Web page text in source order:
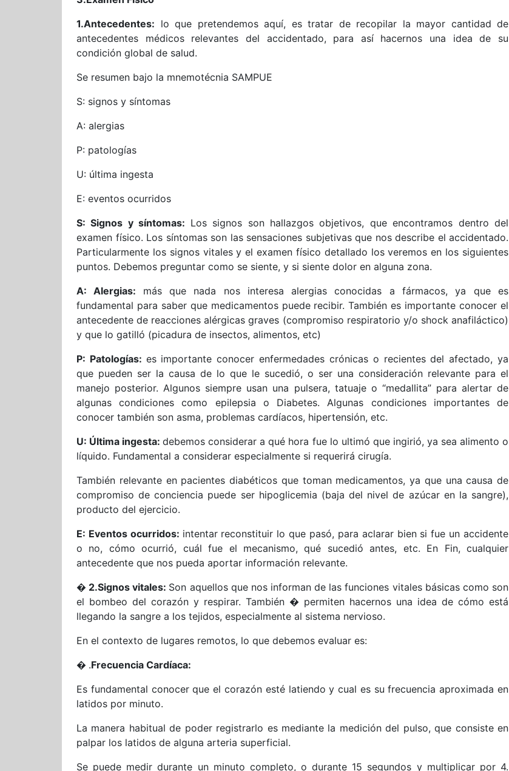
1.Antecedentes: lo que pretendemos aquí, es tratar de recopilar la mayor cantidad de
antecedentes médicos relevantes del accidentado, para así hacernos una idea de su
condición global de salud.
Se resumen bajo la mnemotécnia SAMPUE
S: signos y síntomas
A: alergias
P: patologías
U: última ingesta
E: eventos ocurridos
S: Signos y síntomas: Los signos son hallazgos objetivos, que encontramos dentro del
examen físico. Los síntomas son las sensaciones subjetivas que nos describe el accidentado.
Particularmente los signos vitales y el examen físico detallado los veremos en los siguientes
puntos. Debemos preguntar como se siente, y si siente dolor en alguna zona.
A: Alergias: más que nada nos interesa alergias conocidas a fármacos, ya que es
fundamental para saber que medicamentos puede recibir. También es importante conocer el
antecedente de reacciones alérgicas graves (compromiso respiratorio y/o shock anafiláctico)
y que lo gatilló (picadura de insectos, alimentos, etc)
P: Patologías: es importante conocer enfermedades crónicas o recientes del afectado, ya
que pueden ser la causa de lo que le sucedió, o ser una consideración relevante para el
manejo posterior. Algunos siempre usan una pulsera, tatuaje o “medallita” para alertar de
algunas condiciones como epilepsia o Diabetes. Algunas condiciones importantes de
conocer también son asma, problemas cardíacos, hipertensión, etc.
U: Última ingesta:debemos considerar a qué hora fue lo ultimó que ingirió, ya sea alimento o
líquido. Fundamental a considerar especialmente si requerirá cirugía.
También relevante en pacientes diabéticos que toman medicamentos, ya que una causa de
compromiso de conciencia puede ser hipoglicemia (baja del nivel de azúcar en la sangre),
producto del ejercicio.
E: Eventos ocurridos: intentar reconstituir lo que pasó, para aclarar bien si fue un accidente
o no, cómo ocurrió, cuál fue el mecanismo, qué sucedió antes, etc. En Fin, cualquier
antecedente que nos pueda aportar información relevante.
� 2.Signos vitales: Son aquellos que nos informan de las funciones vitales básicas como son
el bombeo del corazón y respirar. También � permiten hacernos una idea de cómo está
llegando la sangre a los tejidos, especialmente al sistema nervioso.
En el contexto de lugares remotos, lo que debemos evaluar es:
� .Frecuencia Cardíaca:
Es fundamental conocer que el corazón esté latiendo y cual es su frecuencia aproximada en
latidos por minuto.
La manera habitual de poder registrarlo es mediante la medición del pulso, que consiste en
palpar los latidos de alguna arteria superficial.
Se puede medir durante un minuto completo, o durante 15 segundos y multiplicar por 4.